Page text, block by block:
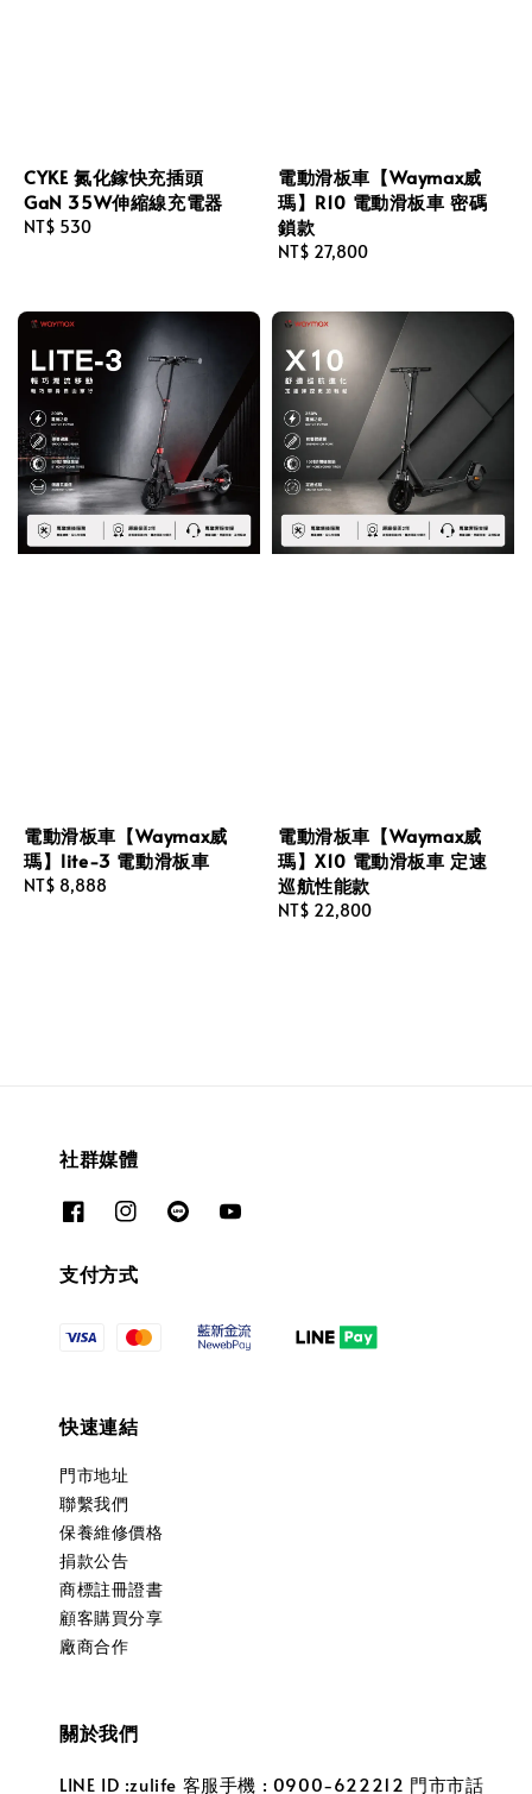
CYKE 氮化鎵快充插頭
GaN 35W伸縮線充電器
Regular
NT$ 530
電動滑板車【Waymax威
瑪】R10 電動滑板車 密碼
鎖款
Regular
NT$ 27,800
電動滑板車【Waymax威
瑪】lite-3 電動滑板車
Regular
NT$ 8,888
電動滑板車【Waymax威
瑪】X10 電動滑板車 定速
巡航性能款
Regular
NT$ 22,800
社群媒體
支付方式
快速連結
門市地址
聯繫我們
保養維修價格
捐款公告
商標註冊證書
顧客購買分享
廠商合作
關於我們
LINE ID :zulife 客服手機 : 0900-622212 門市市話